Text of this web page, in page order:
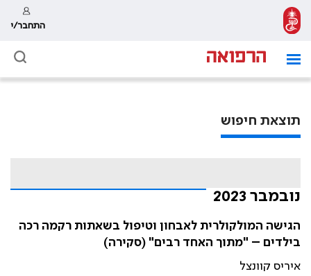
התחבר/י
תוצאת חיפוש
נובמבר 2023
הגישה המולקולרית לאבחון וטיפול בשאתות רקמה רכה
בילדים – "מתוך האחד רבים" (סקירה)
איריס קוונצל